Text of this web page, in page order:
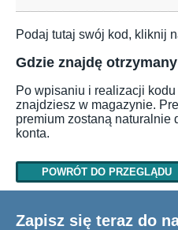
Podaj tutaj swój kod, kliknij
Gdzie znajdę
Po wpisaniu i realizacji
znajdziesz w magazynie.
premium zostaną naturalnie
konta.
POWRÓT DO PRZEGLĄDU
Zapisz się teraz do